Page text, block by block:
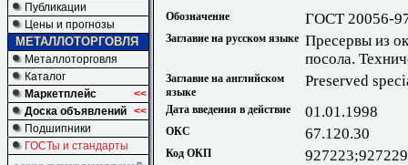
Публикации
Цены и прогнозы
МЕТАЛЛОТОРГОВЛЯ
Металлоторговля
Каталог
Маркетплейс
<<
Доска объявлений <<
Подшипники
ГОСТы и стандарты
Обозначение ГОСТ 20056-
Заглавие на русском языке Пресервы из
посола.
Заглавие на английском
языке
Preserved
Дата введения в действие 01.01.1998
ОКС 67.120.30
Код ОКП 927223;927229